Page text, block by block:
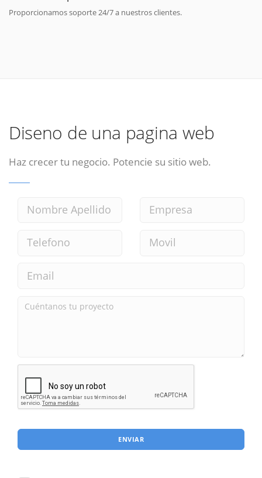
Proporcionamos soporte 24/7 a nuestros clientes.
Diseno de una pagina web
Haz crecer tu negocio. Potencie su sitio web.
ENVIAR